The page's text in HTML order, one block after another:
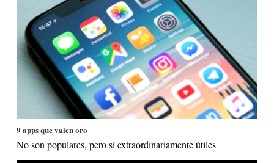
9 apps que valen oro
No son populares, pero sí extraordinariamente útiles